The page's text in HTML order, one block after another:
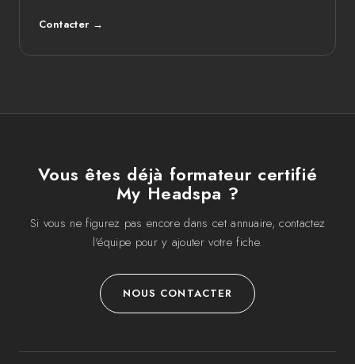
Contacter →
Vous êtes déjà formateur certifié
My Headspa ?
Si vous ne figurez pas encore dans cet annuaire, contactez
l'équipe pour y ajouter votre fiche.
NOUS CONTACTER